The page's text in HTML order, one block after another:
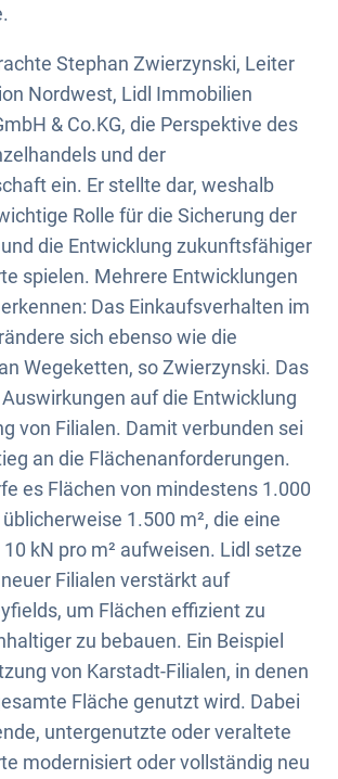
Stephan Zwierzynski, Leiter
Nordwest, Lidl Immobilien
& Co.KG, die Perspektive des
und der
ein. Er stellte dar, weshalb
Rolle für die Sicherung der
die Entwicklung zukunftsfähiger
spielen. Mehrere Entwicklungen
Das Einkaufsverhalten im
sich ebenso wie die
Wegeketten, so Zwierzynski. Das
auf die Entwicklung
von Filialen. Damit verbunden sei
an die Flächenanforderungen.
es Flächen von mindestens 1.000
1.500 m², die eine
kN pro m² aufweisen. Lidl setze
Filialen verstärkt auf
um Flächen effizient zu
zu bebauen. Ein Beispiel
von Karstadt-Filialen, in denen
Fläche genutzt wird. Dabei
untergenutzte oder veraltete
modernisiert oder vollständig neu